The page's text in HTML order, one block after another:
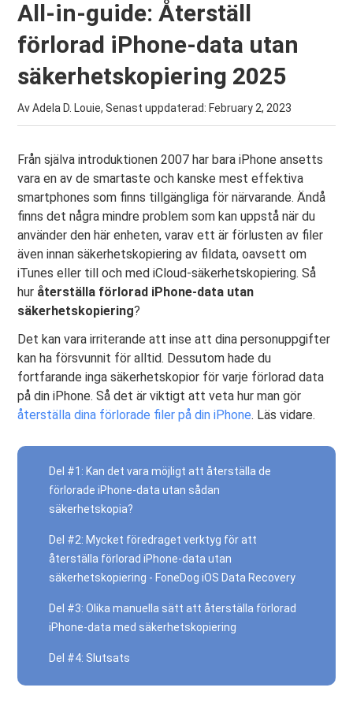
All-in-guide: Återställ
förlorad iPhone-data utan
säkerhetskopiering 2025
Av Adela D. Louie, Senast uppdaterad: February 2, 2023
Från själva introduktionen 2007 har bara iPhone ansetts
vara en av de smartaste och kanske mest effektiva
smartphones som finns tillgängliga för närvarande. Ändå
finns det några mindre problem som kan uppstå när du
använder den här enheten, varav ett är förlusten av filer
även innan säkerhetskopiering av fildata, oavsett om
iTunes eller till och med iCloud-säkerhetskopiering. Så
hur återställa förlorad iPhone-data utan
säkerhetskopiering?
Det kan vara irriterande att inse att dina personuppgifter
kan ha försvunnit för alltid. Dessutom hade du
fortfarande inga säkerhetskopior för varje förlorad data
på din iPhone. Så det är viktigt att veta hur man gör
återställa dina förlorade filer på din iPhone. Läs vidare.
Del #1: Kan det vara möjligt att återställa de
förlorade iPhone-data utan sådan
säkerhetskopia?
Del #2: Mycket föredraget verktyg för att
återställa förlorad iPhone-data utan
säkerhetskopiering - FoneDog iOS Data Recovery
Del #3: Olika manuella sätt att återställa förlorad
iPhone-data med säkerhetskopiering
Del #4: Slutsats